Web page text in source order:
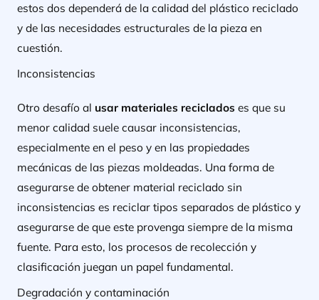
estos dos dependerá de la calidad del plástico reciclado
y de las necesidades estructurales de la pieza en
cuestión.
Inconsistencias
Otro desafío al usar materiales reciclados es que su
menor calidad suele causar inconsistencias,
especialmente en el peso y en las propiedades
mecánicas de las piezas moldeadas. Una forma de
asegurarse de obtener material reciclado sin
inconsistencias es reciclar tipos separados de plástico y
asegurarse de que este provenga siempre de la misma
fuente. Para esto, los procesos de recolección y
clasificación juegan un papel fundamental.
Degradación y contaminación